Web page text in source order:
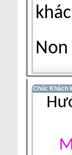
Non
Chúc Khách